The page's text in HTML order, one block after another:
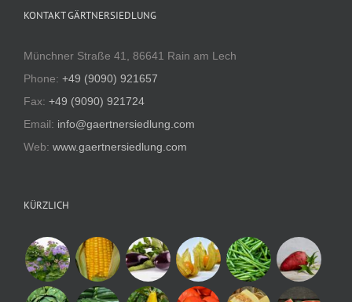
KONTAKT GÄRTNERSIEDLUNG
Münchner Straße 41, 86641 Rain am Lech
Phone: +49 (9090) 921657
Fax: +49 (9090) 921724
Email: info@gaertnersiedlung.com
Web: www.gaertnersiedlung.com
KÜRZLICH